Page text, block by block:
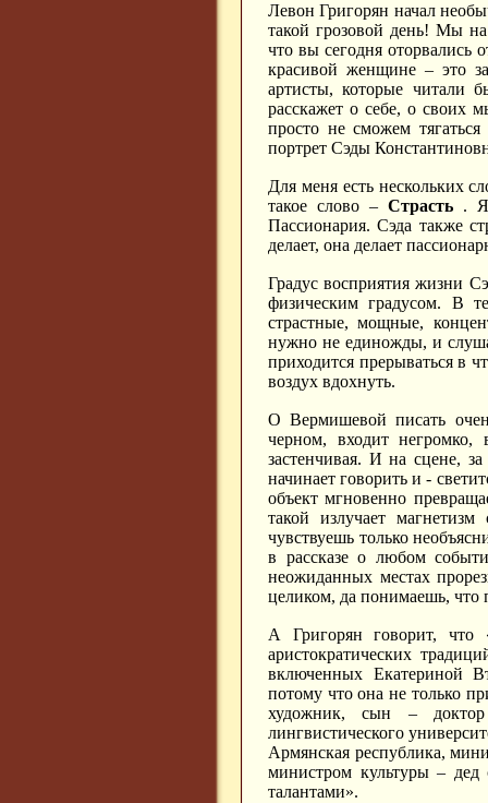
Левон Григорян начал
такой грозовой день! Мы
что вы сегодня оторвались
красивой женщине – это
артисты, которые читали
расскажет о себе, о своих
просто не сможем
портрет Сэды
Для меня есть нескольких
такое слово – Страсть. Я
Пассионария. Сэда также
делает, она делает
Градус восприятия жизни
физическим градусом. В
страстные, мощные,
нужно не единожды, и
приходится прерываться в
воздух вдохнуть.
О Вермишевой писать
черном, входит
застенчивая. И на сцене,
начинает говорить и -
объект мгновенно
такой излучает
чувствуешь только
в рассказе о любом
неожиданных местах
целиком, да понимаешь,
А Григорян говорит, что
аристократических
включенных Екатериной
потому что она не только
художник, сын – доктор
лингвистического
Армянская республика,
министром культуры –
талантами».